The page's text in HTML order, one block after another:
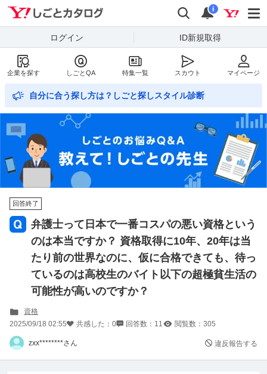
Yahoo!しごとカタログ
検索
通知
i
ログイン ID新規取得
企業を探す しごとQA 特集一覧 スカウト マイページ
自分に合う探し方は？しごと探しスタイル診断
回答終了
弁護士って日本で一番コスパの悪い資格という
のは本当ですか？ 資格取得に10年、20年は当
たり前の世界なのに、仮に合格できても、待っ
ているのは高校生のバイト以下の超極貧生活の
可能性が高いのですか？
資格
2025/09/18 02:55
共感した： 0 回答数： 11 閲覧数： 305
zxx********さん 違反報告する